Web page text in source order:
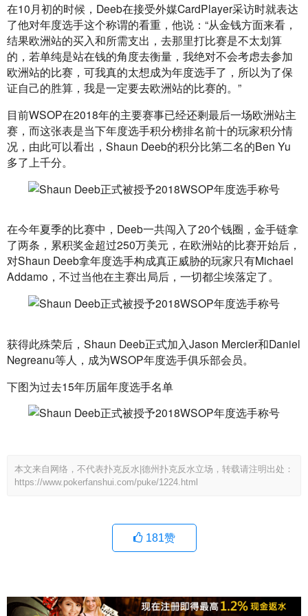
在10月初的时候，Deeb在接受外媒CardPlayer采访时就表达
了他对年度选手这个称谓的看重，他说：“从金钱方面来看，
结果欧洲站的买入和所需支出，去那里打比赛是不太划算
的，若单纯是站在钱的角度去衡量，我绝对不会考虑去参加
欧洲站的比赛，可我真的太想成为年度选手了，所以为了保
证自己的胜算，我是一定要去欧洲站的比赛的。”
目前WSOP在2018年的主要赛事已经还剩最后一场欧洲站主
赛，而这张表是当下年度选手积分榜排名前十的玩家积分情
况，由此可以看出，Shaun Deeb的积分比第二名的Ben Yu
多了上千分。
在今年夏季的比赛中，Deeb一共闯入了20个钱圈，金手链拿
了两条，累积奖金超过250万美元，在欧洲站的比赛开始后，
对Shaun Deeb拿年度选手构成真正威胁的玩家只有Michael
Addamo，不过当他在主赛出局后，一切都尘埃落定了。
获得此殊荣后，Shaun Deeb正式加入Jason Mercier和Daniel
Negreanu等人，成为WSOP年度选手俱乐部会员。
下图为过去15年历届年度选手名单
本文来自网络，不代表扑克反水|德州扑克反水立场，转载请注明出处：
https://www.pokerfanshui.com/puke/1224.html
181赞